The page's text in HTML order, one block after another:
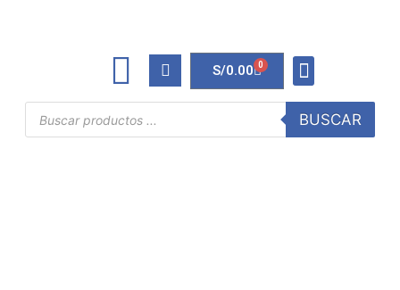
S/0.00 0
BUSCAR